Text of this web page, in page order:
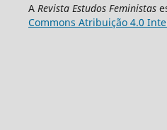
A Revista Estudos Feministas
Commons Atribuição 4.0